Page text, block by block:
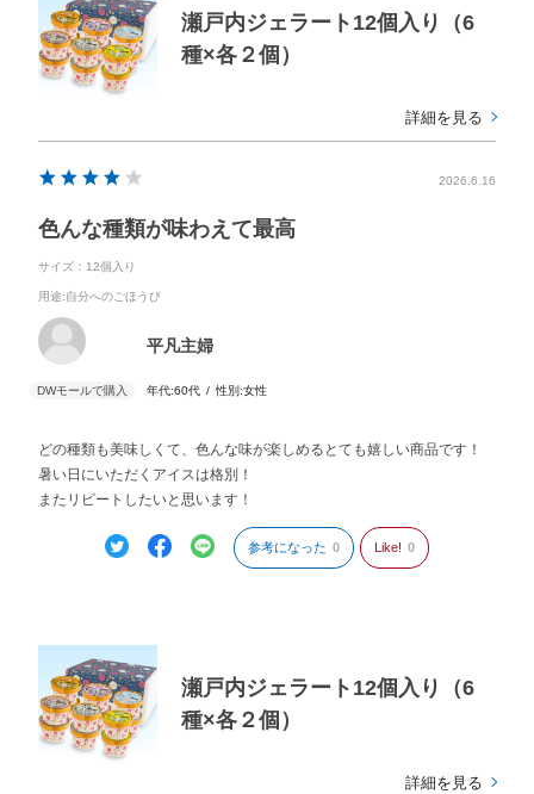
瀬戸内ジェラート12個入り（6
種×各２個）
詳細を見る
2026.6.16
色んな種類が味わえて最高
サイズ：12個入り
用途:自分へのごほうび
平凡主婦
年代:60代 性別:女性
どの種類も美味しくて、色んな味が楽しめるとても嬉しい商品です！
暑い日にいただくアイスは格別！
またリピートしたいと思います！
参考になった 0 Like! 0
瀬戸内ジェラート12個入り（6
種×各２個）
詳細を見る